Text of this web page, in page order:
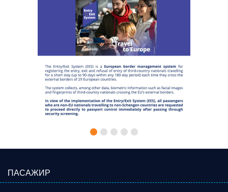
ПАСАЖИР